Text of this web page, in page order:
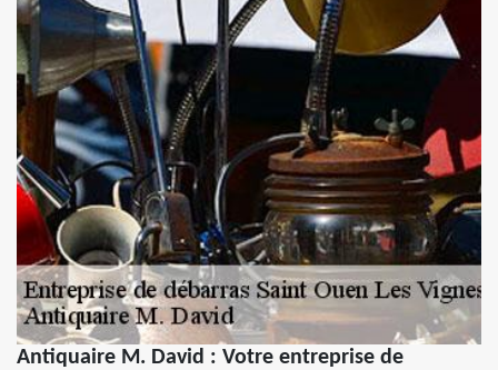
Antiquaire M. David : Votre entreprise de